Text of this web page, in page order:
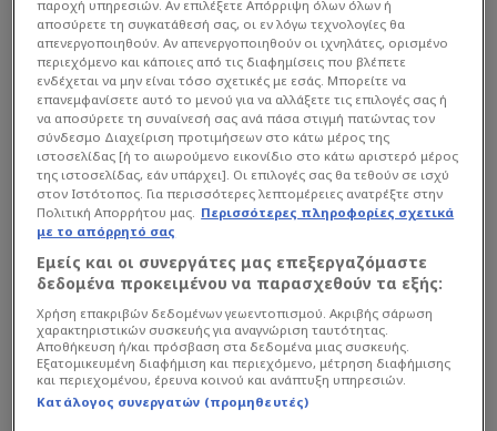
σχεδιάζουν μία νέα κίνηση για deal που θα
μοιάζει αρκετά με αυτό του Αμερικανού
σούπερ σταρ. Όπως ακριβώς ο Ναν ήρθε... για
λίγο προτού τελικά μονιμοποιηθεί στον
Παναθηναϊκό, ο στόχος είναι να γίνει το ίδιο
και με τον Τσεντί Οσμάν!
παροχή υπηρεσιών. Αν επιλέξετε Απόρριψη όλων όλων ή
αποσύρετε τη συγκατάθεσή σας, οι εν λόγω τεχνολογίες θα
απενεργοποιηθούν. Αν απενεργοποιηθούν οι ιχνηλάτες, ορισμένο
περιεχόμενο και κάποιες από τις διαφημίσεις που βλέπετε
ενδέχεται να μην είναι τόσο σχετικές με εσάς. Μπορείτε να
επανεμφανίσετε αυτό το μενού για να αλλάξετε τις επιλογές σας ή
να αποσύρετε τη συναίνεσή σας ανά πάσα στιγμή πατώντας τον
σύνδεσμο Διαχείριση προτιμήσεων στο κάτω μέρος της
ιστοσελίδας [ή το αιωρούμενο εικονίδιο στο κάτω αριστερό μέρος
της ιστοσελίδας, εάν υπάρχει]. Οι επιλογές σας θα τεθούν σε ισχύ
στον Ιστότοπος. Για περισσότερες λεπτομέρειες ανατρέξτε στην
Πολιτική Απορρήτου μας. Περισσότερες πληροφορίες σχετικά
με το απόρρητό σας
Εμείς και οι συνεργάτες μας επεξεργαζόμαστε
δεδομένα προκειμένου να παρασχεθούν τα εξής:
Χρήση επακριβών δεδομένων γεωεντοπισμού. Ακριβής σάρωση
χαρακτηριστικών συσκευής για αναγνώριση ταυτότητας.
Αποθήκευση ή/και πρόσβαση στα δεδομένα μιας συσκευής.
Εξατομικευμένη διαφήμιση και περιεχόμενο, μέτρηση διαφήμισης
και περιεχομένου, έρευνα κοινού και ανάπτυξη υπηρεσιών.
Κατάλογος συνεργατών (προμηθευτές)